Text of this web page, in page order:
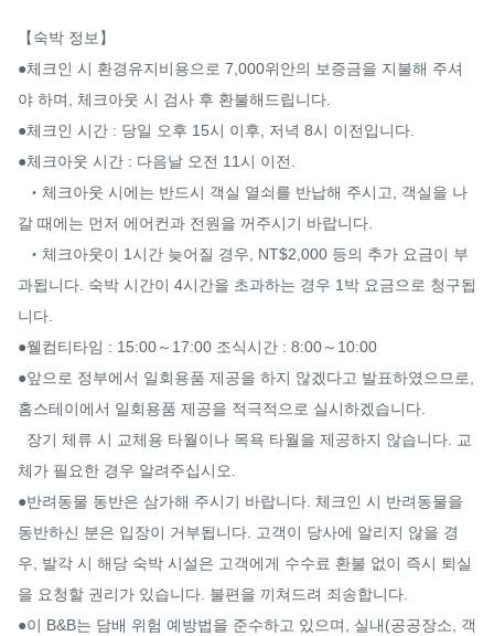
【숙박 정보】
●체크인 시 환경유지비용으로 7,000위안의 보증금을 지불해 주셔
야 하며, 체크아웃 시 검사 후 환불해드립니다.
●체크인 시간 : 당일 오후 15시 이후, 저녁 8시 이전입니다.
●체크아웃 시간 : 다음날 오전 11시 이전.
갈 때에는 먼저 에어컨과 전원을 꺼주시기 바랍니다.
과됩니다. 숙박 시간이 4시간을 초과하는 경우 1박 요금으로 청구됩
니다.
●웰컴티타임 : 15:00～17:00 조식시간 : 8:00～10:00
●앞으로 정부에서 일회용품 제공을 하지 않겠다고 발표하였으므로,
홈스테이에서 일회용품 제공을 적극적으로 실시하겠습니다.
체가 필요한 경우 알려주십시오.
●반려동물 동반은 삼가해 주시기 바랍니다. 체크인 시 반려동물을
동반하신 분은 입장이 거부됩니다. 고객이 당사에 알리지 않을 경
우, 발각 시 해당 숙박 시설은 고객에게 수수료 환불 없이 즉시 퇴실
을 요청할 권리가 있습니다. 불편을 끼쳐드려 죄송합니다.
●이 B&B는 담배 위험 예방법을 준수하고 있으며, 실내(공공장소, 객